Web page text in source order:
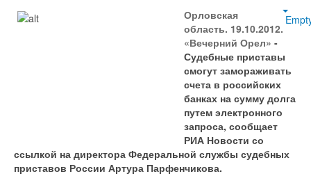
Орловская
область. 19.10.2012.
«Вечерний Орел» -
Судебные приставы
смогут замораживать
счета в российских
банках на сумму долга
путем электронного
запроса, сообщает
РИА Новости со
ссылкой на директора Федеральной службы судебных
приставов России Артура Парфенчикова.